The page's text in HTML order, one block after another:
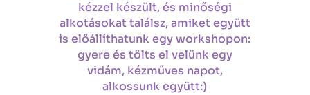
kézzel készült, és minőségi
alkotásokat találsz, amiket együtt
is előállíthatunk egy workshopon:
gyere és tölts el velünk egy
vidám, kézműves napot,
alkossunk együtt:)